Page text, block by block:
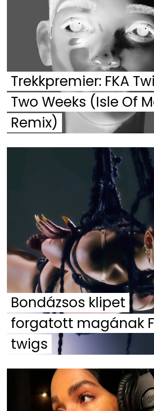
Trekkpremier: FKA
Two Weeks (Isle Of
Remix)
Bondázsos klipet
forgatott magának
twigs